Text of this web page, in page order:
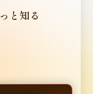
と知る